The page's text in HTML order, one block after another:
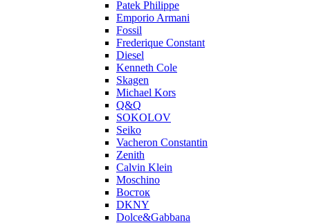
Patek Philippe
Emporio Armani
Fossil
Frederique Constant
Diesel
Kenneth Cole
Skagen
Michael Kors
Q&Q
SOKOLOV
Seiko
Vacheron Constantin
Zenith
Calvin Klein
Moschino
Восток
DKNY
Dolce&Gabbana